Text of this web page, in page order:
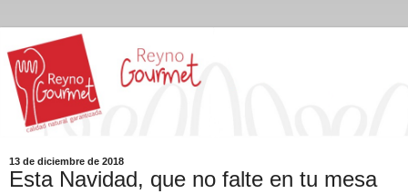
13 de diciembre de 2018
Esta Navidad, que no falte en tu mesa